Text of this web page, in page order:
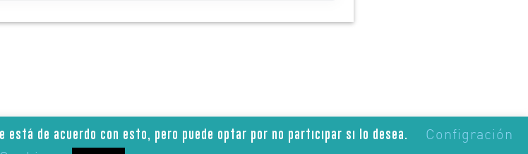
de acuerdo con esto, pero puede optar por no participar si lo desea.
Configración